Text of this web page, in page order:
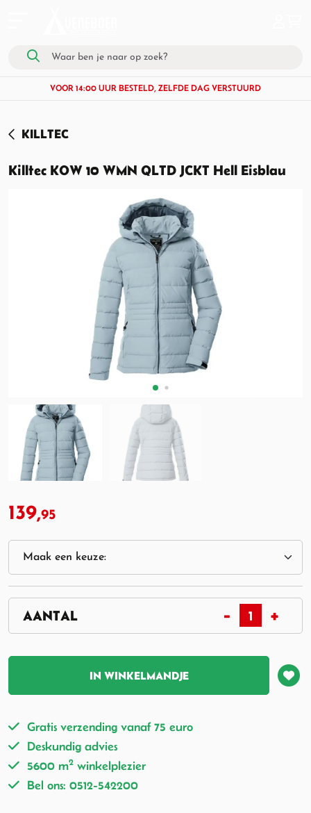
VOOR 14:00 UUR BESTELD, ZELFDE DAG VERSTUURD
KILLTEC
Killtec KOW 10 WMN QLTD JCKT Hell Eisblau
139,95
IN WINKELMANDJE
Gratis verzending vanaf 75 euro
Deskundig advies
5600 m2 winkelplezier
Bel ons: 0512-542200